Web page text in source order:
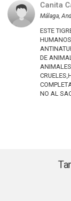
Canita
Málaga,
ESTE
DE
NO AL